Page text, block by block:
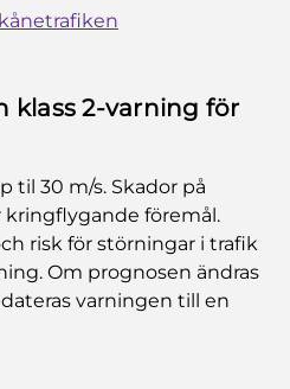
klass 2-varning för
til 30 m/s. Skador på
föremål.
risk för störningar i trafik
Om prognosen ändras
varningen till en